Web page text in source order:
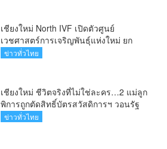
เชียงใหม่ North IVF เปิดตัวศูนย์
เวชศาสตร์การเจริญพันธุ์แห่งใหม่ ยก
ระดับเชียงใหม่สู่ ศูนย์กลางการรักษาผู้มี
ข่าวทั่วไทย
เชียงใหม่ ชีวิตจริงที่ไม่ใช่ละคร…2 แม่ลูก
พิการถูกตัดสิทธิ์บัตรสวัสดิการฯ วอนรัฐ
ทบทวนเกณฑ์ช่วยคนจน(คลิป)
ข่าวทั่วไทย